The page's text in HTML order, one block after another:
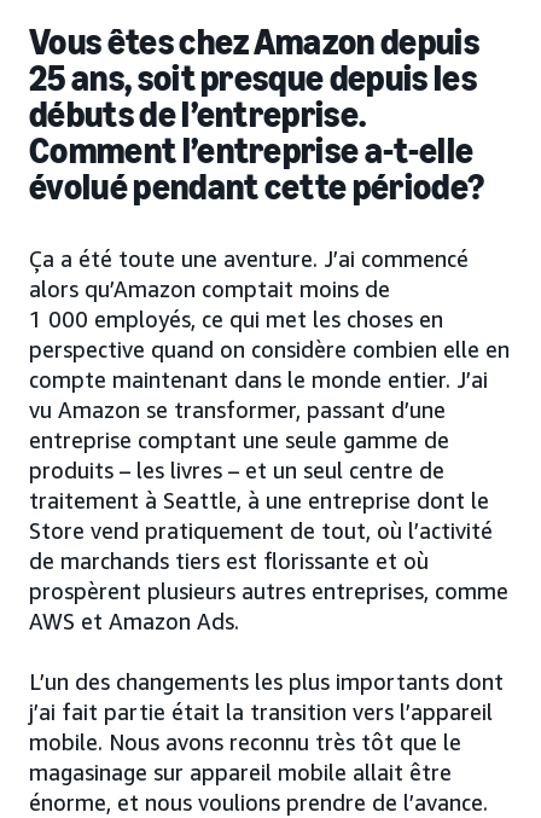
Vous êtes chez Amazon depuis
25 ans, soit presque depuis les
débuts de l’entreprise.
Comment l’entreprise a-t-elle
évolué pendant cette période?
Ça a été toute une aventure. J’ai commencé
alors qu’Amazon comptait moins de
1 000 employés, ce qui met les choses en
perspective quand on considère combien elle en
compte maintenant dans le monde entier. J’ai
vu Amazon se transformer, passant d’une
entreprise comptant une seule gamme de
produits – les livres – et un seul centre de
traitement à Seattle, à une entreprise dont le
Store vend pratiquement de tout, où l’activité
de marchands tiers est florissante et où
prospèrent plusieurs autres entreprises, comme
AWS et Amazon Ads.
L’un des changements les plus importants dont
j’ai fait partie était la transition vers l’appareil
mobile. Nous avons reconnu très tôt que le
magasinage sur appareil mobile allait être
énorme, et nous voulions prendre de l’avance.